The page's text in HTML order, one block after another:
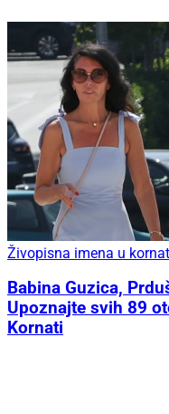
Živopisna imena u
Babina Guzica,
Upoznajte svih 89
Kornati